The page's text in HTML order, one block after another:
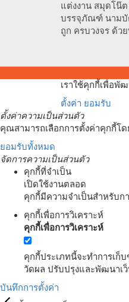
แต่งงาน สมุดโน๊
บรรจุภัณฑ์ นามบั
ถูก ครบวงจร ด้ว
เราใช้คุกกี้เพื่อพั
ตั้งค่า ยอมรับ
ตั้งค่าความเป็นส่วนตัว
คุณสามารถเลือกการตั้งค่าคุกกี้โ
ยอมรับทั้งหมด
จัดการความเป็นส่วนตัว
คุกกี้ที่จำเป็น
เปิดใช้งานตลอด
คุกกี้มีความจำเป็นสำหรับก
คุกกี้เพื่อการวิเคราะห์
คุกกี้เพื่อการวิเคราะห์
คุกกี้ประเภทนี้จะทำการเก็
วัดผล ปรับปรุงและพัฒนาเ
บันทึกการตั้งค่า